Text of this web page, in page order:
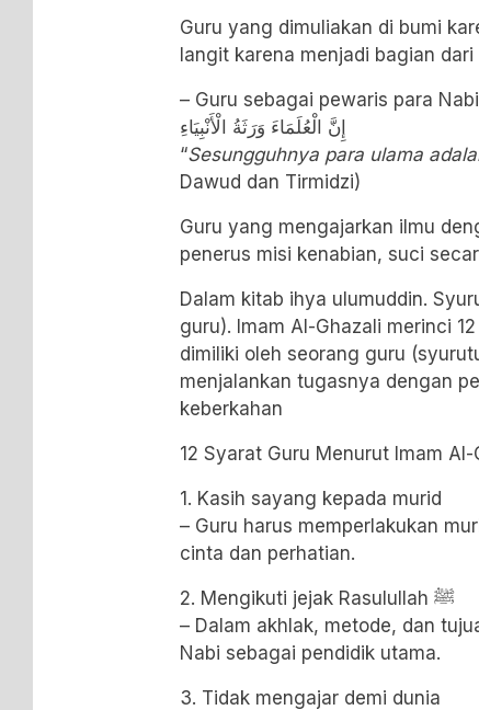
Guru yang dimuliakan di bumi
langit karena menjadi bagian
– Guru sebagai pewaris para Nabi
إِنَّ الْعُلَمَاءَ وَرَثَةُ الْأَنْبِيَاءِ
“Sesungguhnya para ulama
Dawud dan Tirmidzi)
Guru yang mengajarkan ilmu
penerus misi kenabian, suci
Dalam kitab ihya ulumuddin.
guru). Imam Al-Ghazali merinci
dimiliki oleh seorang guru
menjalankan tugasnya dengan
keberkahan
12 Syarat Guru Menurut Imam
1. Kasih sayang kepada murid
– Guru harus memperlakukan
cinta dan perhatian.
2. Mengikuti jejak Rasulullah ﷺ
– Dalam akhlak, metode, dan
Nabi sebagai pendidik utama.
3. Tidak mengajar demi dunia